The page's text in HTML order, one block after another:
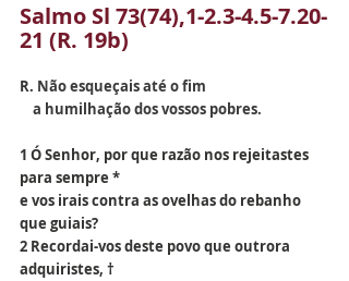
Salmo Sl 73(74),1-2.3-4.5-7.20-
21 (R. 19b)
R. Não esqueçais até o fim
a humilhação dos vossos pobres.
1 Ó Senhor, por que razão nos rejeitastes
para sempre *
e vos irais contra as ovelhas do rebanho
que guiais?
2 Recordai-vos deste povo que outrora
adquiristes, †